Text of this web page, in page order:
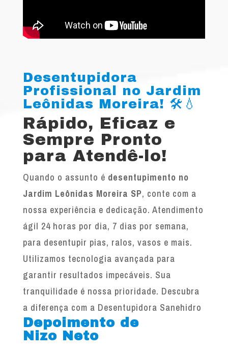
Desentupidora
Profissional no Jardim
Leônidas Moreira! 🛠️💧
Rápido, Eficaz e
Sempre Pronto
para Atendê-lo!
Quando o assunto é desentupimento no
Jardim Leônidas Moreira SP, conte com a
nossa experiência e dedicação. Atendimento
ágil 24 horas por dia, 7 dias por semana,
para desentupir pias, ralos, vasos e mais.
Utilizamos tecnologia avançada para
garantir resultados impecáveis. Sua
tranquilidade é nossa prioridade. Descubra
a diferença com a Desentupidora Sanehidro
Depoimento de
Nizo Neto